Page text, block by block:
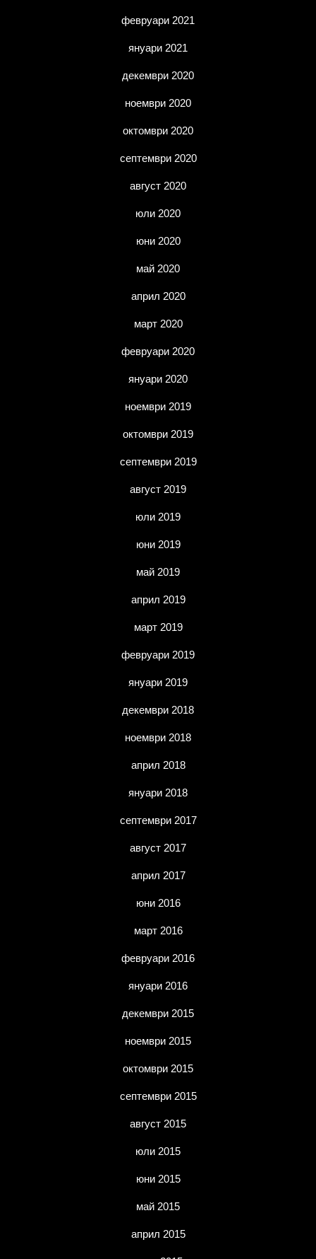
февруари 2021
януари 2021
декември 2020
ноември 2020
октомври 2020
септември 2020
август 2020
юли 2020
юни 2020
май 2020
април 2020
март 2020
февруари 2020
януари 2020
ноември 2019
октомври 2019
септември 2019
август 2019
юли 2019
юни 2019
май 2019
април 2019
март 2019
февруари 2019
януари 2019
декември 2018
ноември 2018
април 2018
януари 2018
септември 2017
август 2017
април 2017
юни 2016
март 2016
февруари 2016
януари 2016
декември 2015
ноември 2015
октомври 2015
септември 2015
август 2015
юли 2015
юни 2015
май 2015
април 2015